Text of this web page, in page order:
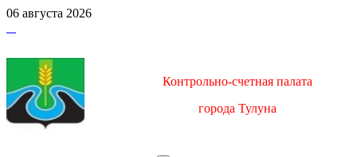
06 августа 2026
Контрольно-счетная палата
города Тулуна